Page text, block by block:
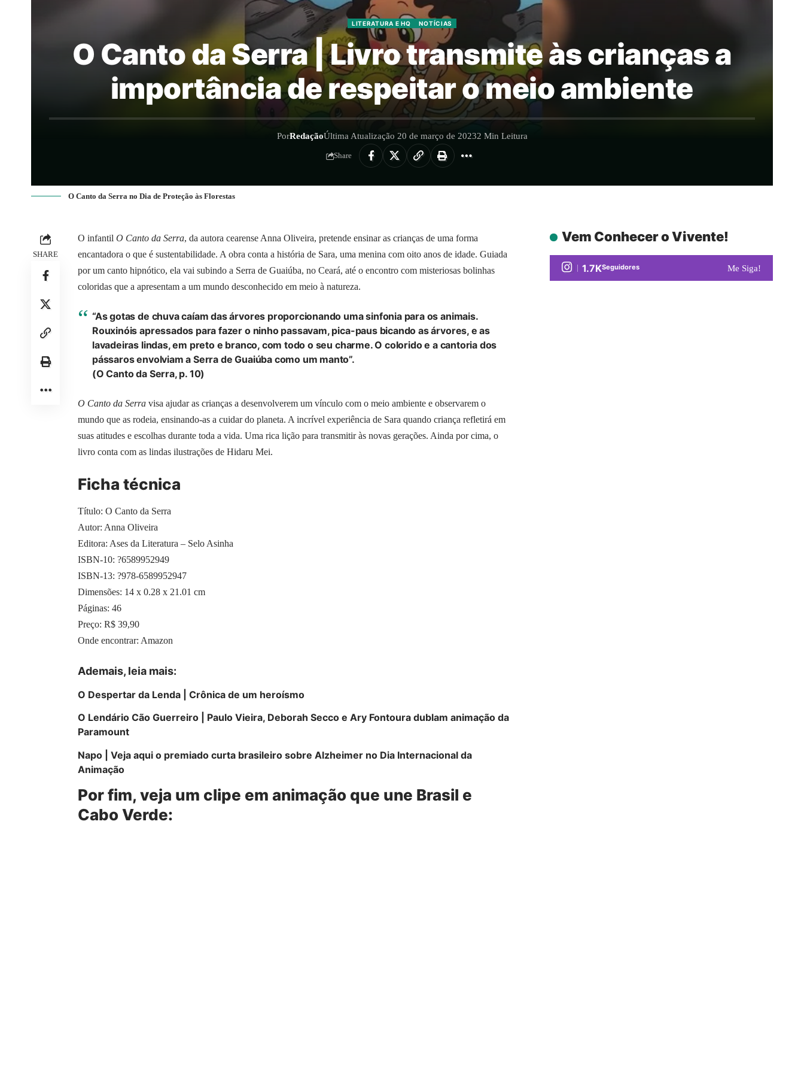
LITERATURA E HQ NOTÍCIAS
O Canto da Serra | Livro transmite às crianças a
importância de respeitar o meio ambiente
PorRedaçãoÚltima Atualização 20 de março de 20232 Min Leitura
Share
O Canto da Serra no Dia de Proteção às Florestas
SHARE
O infantil O Canto da Serra, da autora cearense Anna Oliveira, pretende ensinar as crianças de uma forma
encantadora o que é sustentabilidade. A obra conta a história de Sara, uma menina com oito anos de idade. Guiada
por um canto hipnótico, ela vai subindo a Serra de Guaiúba, no Ceará, até o encontro com misteriosas bolinhas
coloridas que a apresentam a um mundo desconhecido em meio à natureza.
“As gotas de chuva caíam das árvores proporcionando uma sinfonia para os animais.
Rouxinóis apressados para fazer o ninho passavam, pica-paus bicando as árvores, e as
lavadeiras lindas, em preto e branco, com todo o seu charme. O colorido e a cantoria dos
pássaros envolviam a Serra de Guaiúba como um manto”.
(O Canto da Serra, p. 10)
O Canto da Serra visa ajudar as crianças a desenvolverem um vínculo com o meio ambiente e observarem o
mundo que as rodeia, ensinando-as a cuidar do planeta. A incrível experiência de Sara quando criança refletirá em
suas atitudes e escolhas durante toda a vida. Uma rica lição para transmitir às novas gerações. Ainda por cima, o
livro conta com as lindas ilustrações de Hidaru Mei.
Ficha técnica
Título: O Canto da Serra
Autor: Anna Oliveira
Editora: Ases da Literatura – Selo Asinha
ISBN-10: ?6589952949
ISBN-13: ?978-6589952947
Dimensões: 14 x 0.28 x 21.01 cm
Páginas: 46
Preço: R$ 39,90
Onde encontrar: Amazon
Ademais, leia mais:
O Despertar da Lenda | Crônica de um heroísmo
O Lendário Cão Guerreiro | Paulo Vieira, Deborah Secco e Ary Fontoura dublam animação da
Paramount
Napo | Veja aqui o premiado curta brasileiro sobre Alzheimer no Dia Internacional da
Animação
Por fim, veja um clipe em animação que une Brasil e
Cabo Verde:
Vem Conhecer o Vivente!
1.7KSeguidores Me Siga!